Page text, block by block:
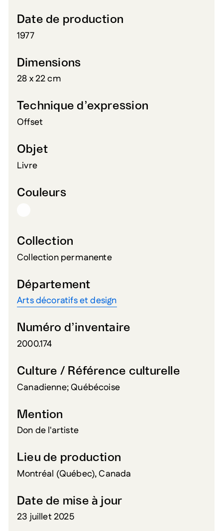
Date de production
1977
Dimensions
28 x 22 cm
Technique d’expression
Offset
Objet
Livre
Couleurs
Collection
Collection permanente
Département
Arts décoratifs et design
Numéro d’inventaire
2000.174
Culture / Référence culturelle
Canadienne; Québécoise
Mention
Don de l'artiste
Lieu de production
Montréal (Québec), Canada
Date de mise à jour
23 juillet 2025